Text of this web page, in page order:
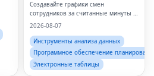
Создавайте графики смен
сотрудников за считанные минуты с
помощью простого онлайн-
2026-08-07
Инструменты анализа данных
Программное обеспечение
Электронные таблицы